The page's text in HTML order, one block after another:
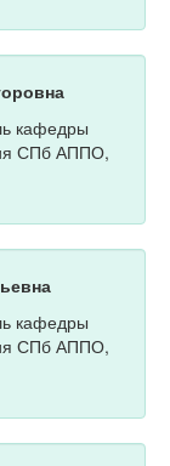
кафедры
СПб АППО,
кафедры
СПб АППО,